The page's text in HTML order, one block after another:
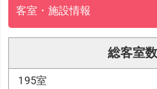
客室・施設情報
総客室数
195室